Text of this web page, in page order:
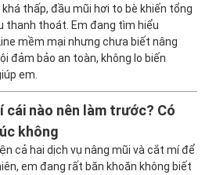
thấp, đầu mũi hơi to bè khiến tổng
thoát. Em đang tìm hiểu
mềm mại nhưng chưa biết nâng
đảm bảo an toàn, không lo biến
em.
cái nào nên làm trước? Có
không
cả hai dịch vụ nâng mũi và cắt mí để
em đang rất băn khoăn không biết